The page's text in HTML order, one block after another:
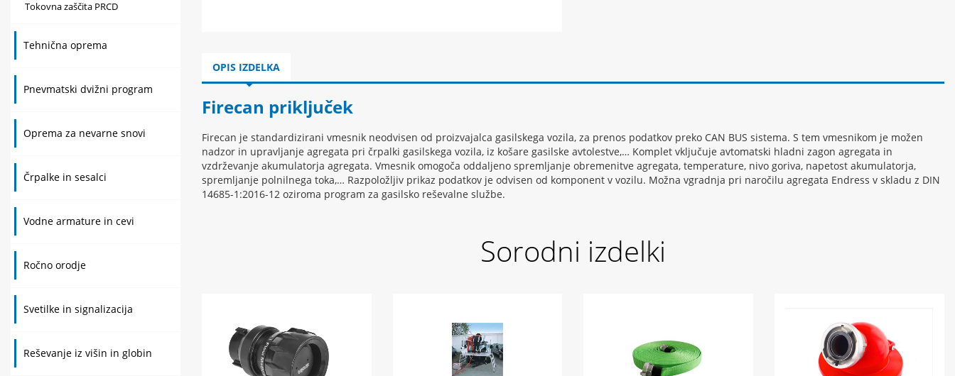
Tokovna zaščita PRCD
Tehnična oprema
Pnevmatski dvižni program
Oprema za nevarne snovi
Črpalke in sesalci
Vodne armature in cevi
Ročno orodje
Svetilke in signalizacija
Reševanje iz višin in globin
OPIS IZDELKA
Firecan priključek
Firecan je standardizirani vmesnik neodvisen od proizvajalca gasilskega vozila, za prenos podatkov preko CAN BUS sistema. S tem vmesnikom je možen
nadzor in upravljanje agregata pri črpalki gasilskega vozila, iz košare gasilske avtolestve,… Komplet vključuje avtomatski hladni zagon agregata in
vzdrževanje akumulatorja agregata. Vmesnik omogoča oddaljeno spremljanje obremenitve agregata, temperature, nivo goriva, napetost akumulatorja,
spremljanje polnilnega toka,… Razpoložljiv prikaz podatkov je odvisen od komponent v vozilu. Možna vgradnja pri naročilu agregata Endress v skladu z DIN
14685-1:2016-12 oziroma program za gasilsko reševalne službe.
Sorodni izdelki